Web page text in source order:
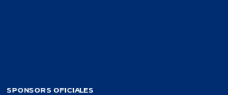
SPONSORS OFICIALES